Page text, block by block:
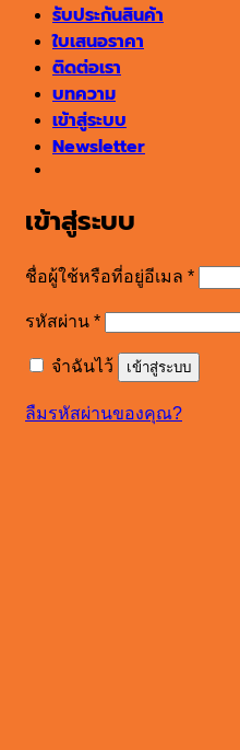
รับประกันสินค้า
ใบเสนอราคา
ติดต่อเรา
บทความ
เข้าสู่ระบบ
Newsletter
เข้าสู่ระบบ
ชื่อผู้ใช้หรือที่อยู่อีเมล *ต้องกา
รหัสผ่าน *ต้องการ
จำฉันไว้ เข้าสู่ระบบ
ลืมรหัสผ่านของคุณ?